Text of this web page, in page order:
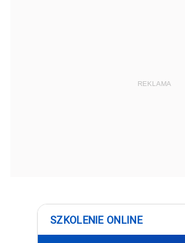
REKLAMA
SZKOLENIE ONLINE